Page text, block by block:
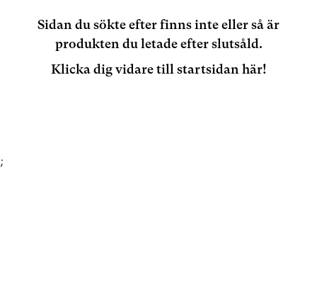
Sidan du sökte efter finns inte eller så är
produkten du letade efter slutsåld.
Klicka dig vidare till startsidan här!
;